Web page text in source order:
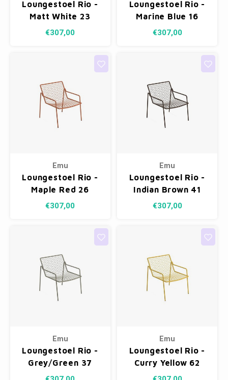
Loungestoel Rio -
Matt White 23
€307,00
Loungestoel Rio -
Marine Blue 16
€307,00
Emu
Loungestoel Rio -
Maple Red 26
€307,00
Emu
Loungestoel Rio -
Indian Brown 41
€307,00
Emu
Loungestoel Rio -
Grey/Green 37
Emu
Loungestoel Rio -
Curry Yellow 62